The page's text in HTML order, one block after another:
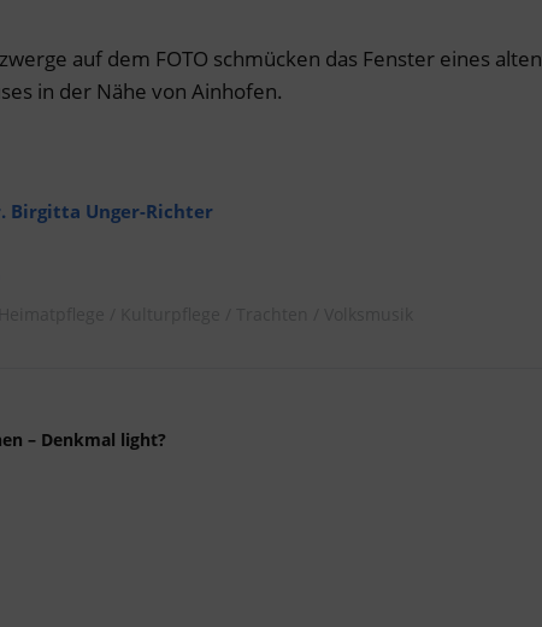
auf dem FOTO schmücken das Fenster eines alten
in der Nähe von Ainhofen.
Birgitta Unger-Richter
– Denkmal light?